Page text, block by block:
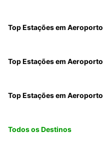
Top Estações em Aeroporto
Top Estações em Aeroporto
Top Estações em Aeroporto
Todos os Destinos